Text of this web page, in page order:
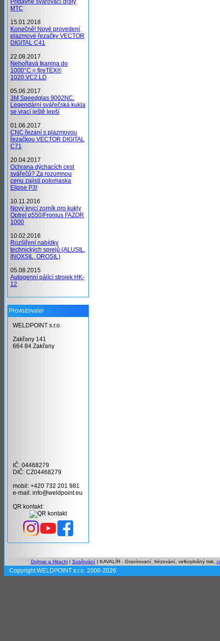
Přídavné svařovací dráty
MTC
15.01.2018
Konečně! Nové provedení
plazmové řezačky VECTOR
DIGITAL C41
22.08.2017
Nehořlavá tkanina do
1000°C = fireTEX®
1020.VC2.LD
05.06.2017
3M Speedglas 9002NC.
Legendární svářečská kukla
se vrací ještě lepší
01.06.2017
CNC řezaní s plazmovou
řezačkou VECTOR DIGITAL
C71
20.04.2017
Ochrana dýchacích cest
svářečů? Za rozumnou
cenu zajistí polomaska
Elipse P3!
10.11.2016
Nový krycí zorník pro kukly
Optrel p550/Fronius FAZOR
1000
10.02.2016
Rozšíření nabídky
technických sprejů (ALUSIL,
INOXSIL, OROSIL)
05.08.2015
Autogenní pálící strojek HK-
12
Provozovatel
WELDPOINT s.r.o.
Zakřany 141
664 84 Zakřany
IČ: 04468279
DIČ: CZ04468279
mobil: +420 732 201 981
e-mail: info@weldpoint.eu
QR kontakt:
Dolmar a Hitachi| Svařování| KAVALÍR - Gravírovaní, frézování, velkoplošný tisk,
Copyright WELDPOINT s.r.o. 2006-2026